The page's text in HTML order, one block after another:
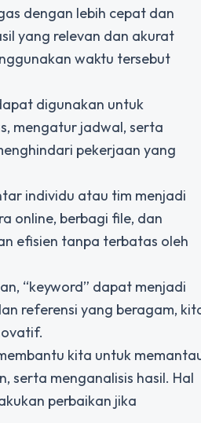
dengan lebih cepat dan
yang relevan dan akurat
waktu tersebut
digunakan untuk
mengatur jadwal, serta
pekerjaan yang
individu atau tim menjadi
online, berbagi file, dan
efisien tanpa terbatas oleh
“keyword” dapat menjadi
referensi yang beragam,
kita untuk
serta menganalisis hasil. Hal
perbaikan jika